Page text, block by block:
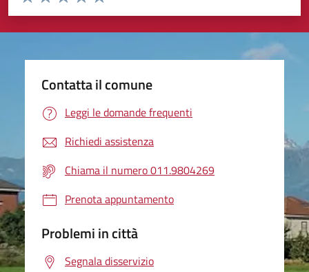
Valuta 5 stelle su 5
Valuta 4 stelle su 5
Valuta 3 stelle su 5
Valuta 2 stelle su 5
Valuta 1 stelle su 5
Contatta il comune
Leggi le domande frequenti
Richiedi assistenza
Chiama il numero 011.9804269
Prenota appuntamento
Problemi in città
Segnala disservizio